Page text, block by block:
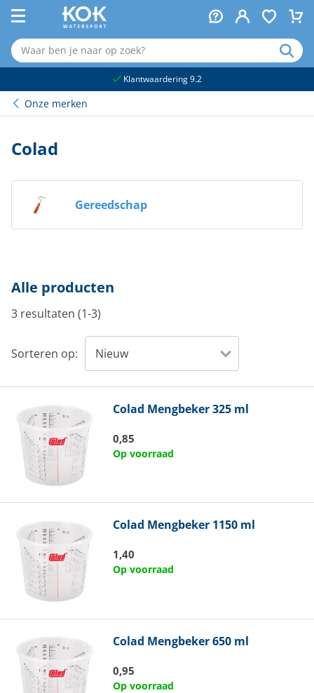
Klantwaardering 9.2
Onze merken
Colad
Gereedschap
Alle producten
3 resultaten (1-3)
Sorteren op:
Colad Mengbeker 325 ml
0,85
Op voorraad
Colad Mengbeker 1150 ml
1,40
Op voorraad
Colad Mengbeker 650 ml
0,95
Op voorraad